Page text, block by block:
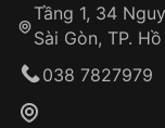
Bộ máy
mặt trời để
Pin dự trữ:
Tầng 1, 34
Sài Gòn, TP.
038 7827979